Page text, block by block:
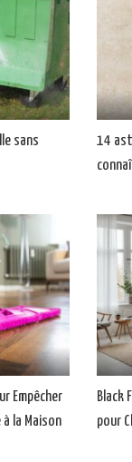
sans
14
Empêcher
à la Maison
Black
pour